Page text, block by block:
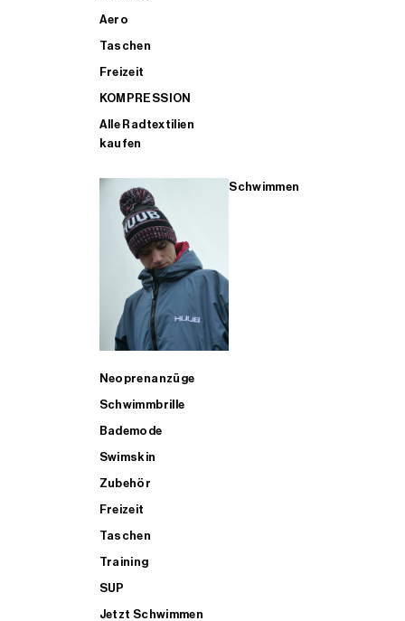
Aero
Taschen
Freizeit
KOMPRESSION
Alle Radtextilien
kaufen
Schwimmen
Neoprenanzüge
Schwimmbrille
Bademode
Swimskin
Zubehör
Freizeit
Taschen
Training
SUP
Jetzt Schwimmen